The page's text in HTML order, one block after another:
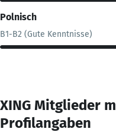
Polnisch
B1-B2 (Gute Kenntnisse)
XING Mitglieder
Profilangaben